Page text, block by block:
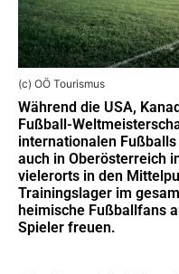
(c) OÖ Tourismus
Während die USA,
Fußball-
internationalen
auch in Oberösterreich
vielerorts in den
Trainingslager im
heimische Fußballfans
Spieler freuen.